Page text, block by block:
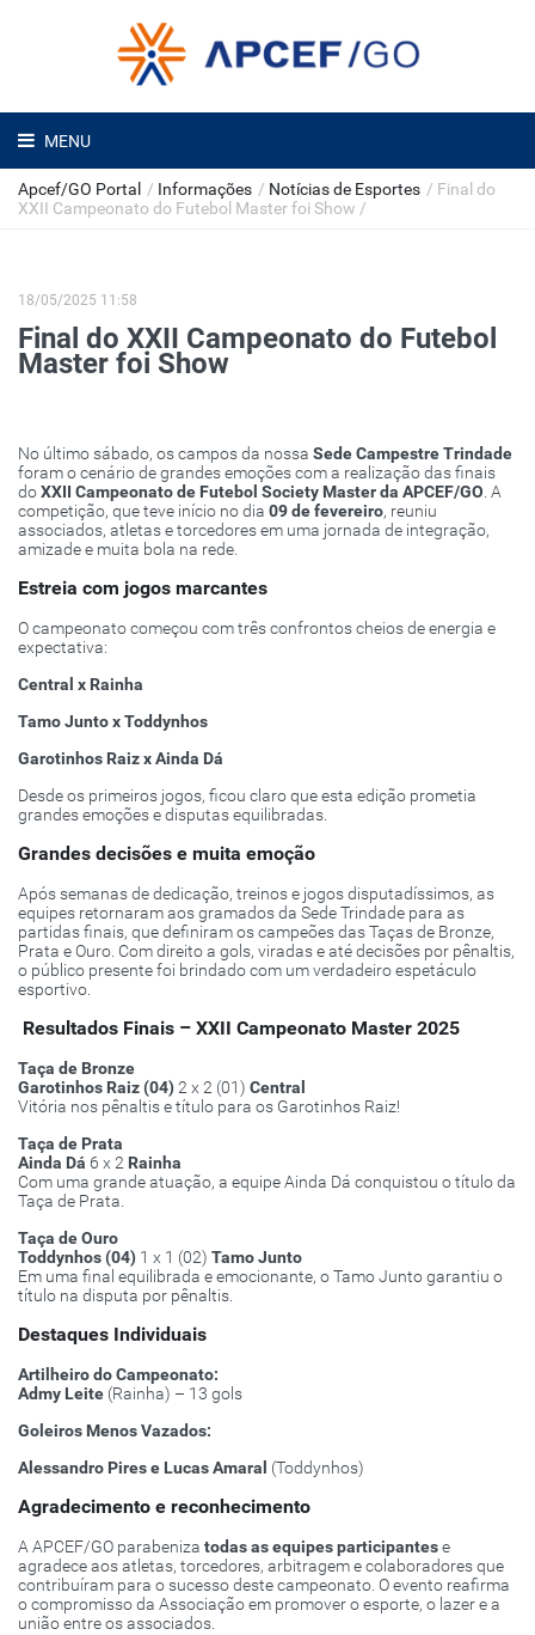
MENU
Apcef/GO Portal / Informações / Notícias de Esportes / Final do
XXII Campeonato do Futebol Master foi Show /
18/05/2025 11:58
Final do XXII Campeonato do Futebol
Master foi Show
No último sábado, os campos da nossa Sede Campestre Trindade
foram o cenário de grandes emoções com a realização das finais
doXXII Campeonato de Futebol Society Master da APCEF/GO. A
competição, que teve início no dia 09 de fevereiro, reuniu
associados, atletas e torcedores em uma jornada de integração,
amizade e muita bola na rede.
Estreia com jogos marcantes
O campeonato começou com três confrontos cheios de energia e
expectativa:
Central x Rainha
Tamo Junto x Toddynhos
Garotinhos Raiz x Ainda Dá
Desde os primeiros jogos, ficou claro que esta edição prometia
grandes emoções e disputas equilibradas.
Grandes decisões e muita emoção
Após semanas de dedicação, treinos e jogos disputadíssimos, as
equipes retornaram aos gramados da Sede Trindade para as
partidas finais, que definiram os campeões das Taças de Bronze,
Prata e Ouro. Com direito a gols, viradas e até decisões por pênaltis,
o público presente foi brindado com um verdadeiro espetáculo
esportivo.
Resultados Finais – XXII Campeonato Master 2025
Taça de Bronze
Garotinhos Raiz (04)2 x 2 (01) Central
Vitória nos pênaltis e título para os Garotinhos Raiz!
Taça de Prata
Ainda Dá 6 x 2 Rainha
Com uma grande atuação, a equipe Ainda Dá conquistou o título da
Taça de Prata.
Taça de Ouro
Toddynhos (04) 1 x 1 (02) Tamo Junto
Em uma final equilibrada e emocionante, o Tamo Junto garantiu o
título na disputa por pênaltis.
Destaques Individuais
Artilheiro do Campeonato:
Admy Leite (Rainha) – 13 gols
Goleiros Menos Vazados:
Alessandro Pires e Lucas Amaral (Toddynhos)
Agradecimento e reconhecimento
A APCEF/GO parabeniza todas as equipes participantese
agradece aos atletas, torcedores, arbitragem e colaboradores que
contribuíram para o sucesso deste campeonato. O evento reafirma
o compromisso da Associação em promover o esporte, o lazer e a
união entre os associados.